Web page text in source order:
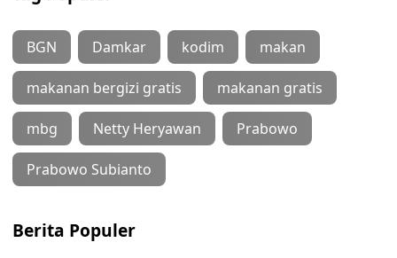
BGN Damkar kodim makan
makanan bergizi gratis makanan gratis
mbg Netty Heryawan Prabowo
Prabowo Subianto
Berita Populer